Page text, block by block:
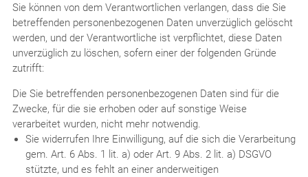
Sie können von dem Verantwortlichen verlangen, dass die Sie
betreffenden personenbezogenen Daten unverzüglich gelöscht
werden, und der Verantwortliche ist verpflichtet, diese Daten
unverzüglich zu löschen, sofern einer der folgenden Gründe
zutrifft:
Die Sie betreffenden personenbezogenen Daten sind für die
Zwecke, für die sie erhoben oder auf sonstige Weise
verarbeitet wurden, nicht mehr notwendig.
Sie widerrufen Ihre Einwilligung, auf die sich die Verarbeitung
gem. Art. 6 Abs. 1 lit. a) oder Art. 9 Abs. 2 lit. a) DSGVO
stützte, und es fehlt an einer anderweitigen